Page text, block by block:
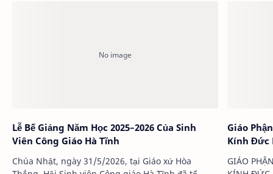
Lễ Bế Giảng Năm Học 2025–2026 Của Sinh
Viên Công Giáo Hà Tĩnh
Chúa Nhật, ngày 31/5/2026, tại Giáo xứ Hòa
Giáo
Kính Đức
GIÁO